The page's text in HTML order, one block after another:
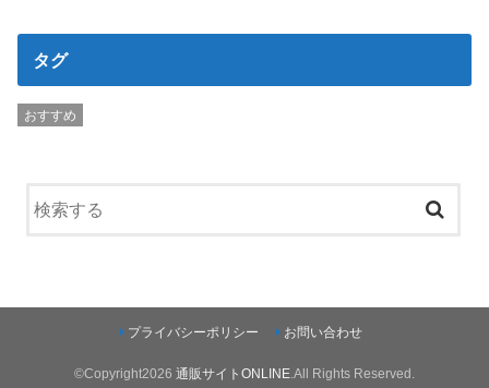
タグ
おすすめ
プライバシーポリシー お問い合わせ
©Copyright2026 通販サイトONLINE .All Rights Reserved.